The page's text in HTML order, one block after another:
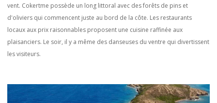
vent. Cokertme possède un long littoral avec des forêts de pins et
d'oliviers qui commencent juste au bord de la côte. Les restaurants
locaux aux prix raisonnables proposent une cuisine raffinée aux
plaisanciers. Le soir, il y a même des danseuses du ventre qui divertissent
les visiteurs.